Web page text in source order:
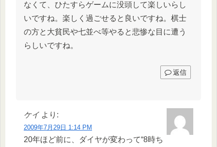
なくて、ひたすらゲームに没頭して楽しいらし
いですね。楽しく過ごせると良いですね。棋士
の方と大貧民や七並べ等やると悲惨な目に遭う
らしいですね。
返信
ケイ より:
2009年7月29日 1:14 PM
20年ほど前に、ダイヤが変わって“8時ち